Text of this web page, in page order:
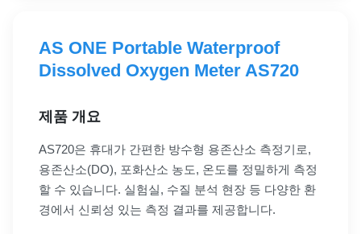
AS ONE Portable Waterproof
Dissolved Oxygen Meter AS720
제품 개요
AS720은 휴대가 간편한 방수형 용존산소 측정기로,
용존산소(DO), 포화산소 농도, 온도를 정밀하게 측정
할 수 있습니다. 실험실, 수질 분석 현장 등 다양한 환
경에서 신뢰성 있는 측정 결과를 제공합니다.